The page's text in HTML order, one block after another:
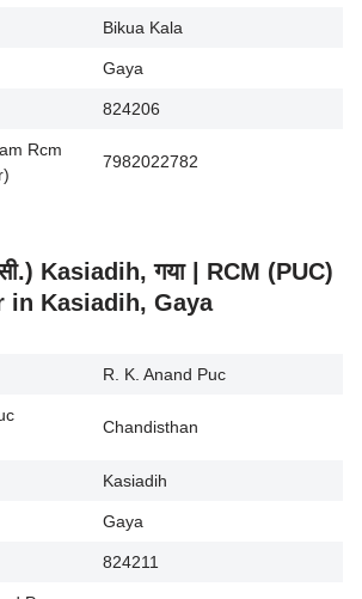
Bikua Kala
Gaya
824206
Rcm
7982022782
Kasiadih, गया | RCM (PUC)
in Kasiadih, Gaya
R. K. Anand Puc
Chandisthan
Kasiadih
Gaya
824211